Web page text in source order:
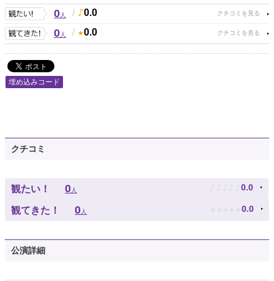
0人 / 0.0
0人 / 0.0
埋め込みコード
クチコミ
観たい！ 0人 ♪ ♪ ♪ ♪ ♪ 0.0
観てきた！ 0人 ★ ★ ★ ★ ★ 0.0
公演詳細